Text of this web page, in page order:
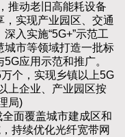
推动老旧高能耗设备
实现产业园区、交通
入实施“5G+”示范工
城市等领域打造一批标
应用示范和推广。
个，实现乡镇以上5G
上企业、产业园区按
局)
面覆盖城市建成区和
持续优化光纤宽带网